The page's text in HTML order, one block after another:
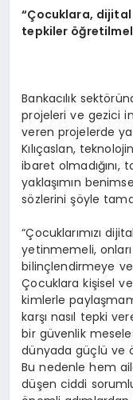
“Çocuklara, dijital
tepkiler
Bankacılık
projeleri ve gezici
veren projelerde
Kılıçaslan,
ibaret olmadığını,
yaklaşımın
sözlerini şöyle
“Çocuklarımızı
yetinmemeli,
bilinçlendirmeye
Çocuklara kişisel
kimlerle
karşı nasıl tepki
bir güvenlik
dünyada güçlü ve
Bu nedenle hem
düşen ciddi